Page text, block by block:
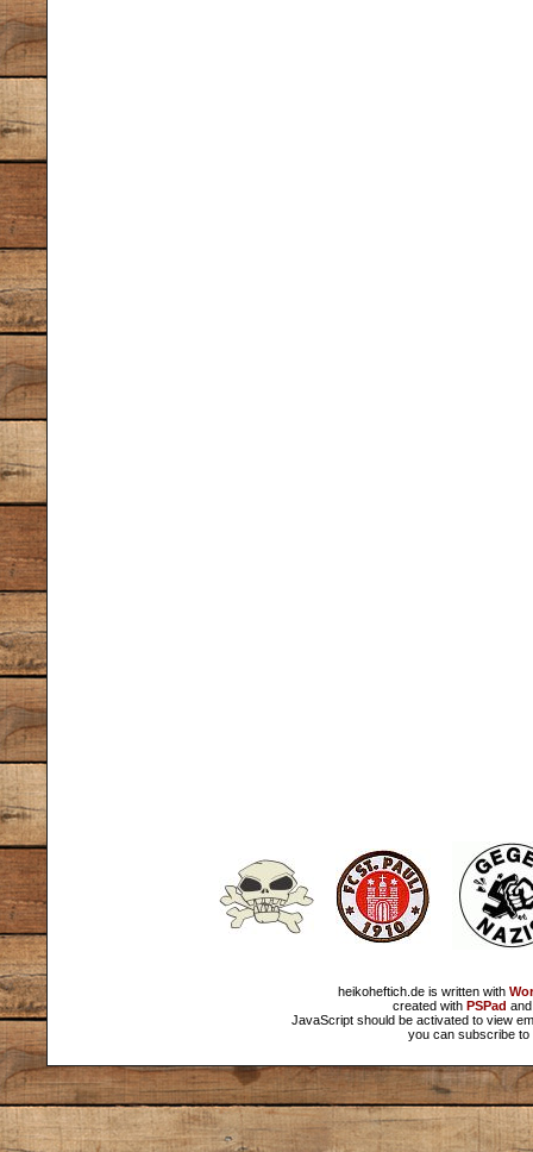
heikoheftich.de is written with
created with PSPad
JavaScript should be activated to view
you can subscribe